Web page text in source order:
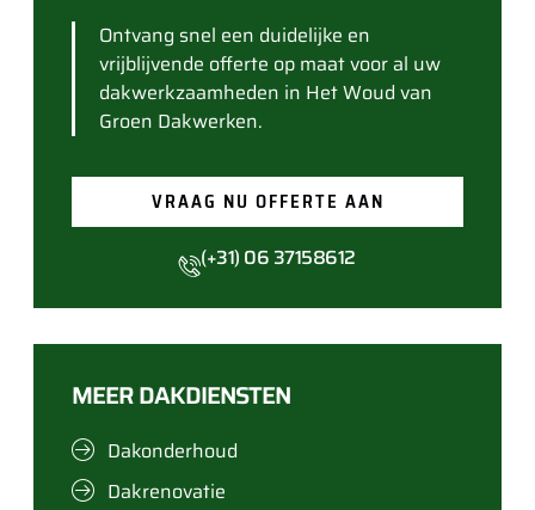
Ontvang snel een duidelijke en
vrijblijvende offerte op maat voor al uw
dakwerkzaamheden in Het Woud van
Groen Dakwerken.
VRAAG NU OFFERTE AAN
(+31) 06 37158612
MEER DAKDIENSTEN
Dakonderhoud
Dakrenovatie